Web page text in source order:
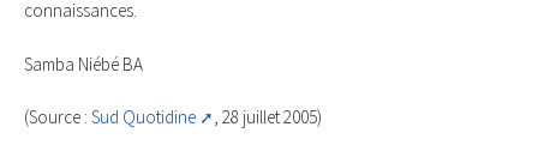
connaissances.
Samba Niébé BA
(Source : Sud Quotidine , 28 juillet 2005)